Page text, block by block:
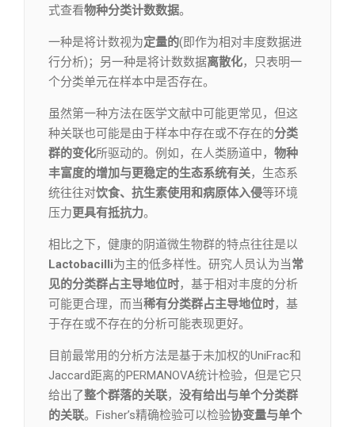
式查看物种分类计数数据。
一种是将计数视为定量的(即作为相对丰度数据进
行分析)；另一种是将计数数据离散化，只表明一
个分类单元在样本中是否存在。
虽然第一种方法在医学文献中可能更常见，但这
种关联也可能是由于样本中存在或不存在的分类
群的变化所驱动的。例如，在人类肠道中， 物种
丰富度的增加与更稳定的生态系统有关，生态系
统往往对饮食、抗生素使用和病原体入侵等环境
压力更具有抵抗力。
相比之下，健康的阴道微生物群的特点往往是以
Lactobacilli为主的低多样性。研究人员认为当常
见的分类群占主导地位时，基于相对丰度的分析
可能更合理，而当稀有分类群占主导地位时，基
于存在或不存在的分析可能表现更好。
目前最常用的分析方法是基于未加权的UniFrac和
Jaccard距离的PERMANOVA统计检验，但是它只
给出了整个群落的关联， 没有给出与单个分类群
的关联。Fisher’s精确检验可以检验协变量与单个